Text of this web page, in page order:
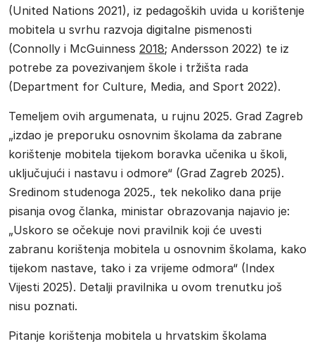
(United Nations 2021), iz pedagoških uvida u korištenje
mobitela u svrhu razvoja digitalne pismenosti
(Connolly i McGuinness 2018; Andersson 2022) te iz
potrebe za povezivanjem škole i tržišta rada
(Department for Culture, Media, and Sport 2022).
Temeljem ovih argumenata, u rujnu 2025. Grad Zagreb
„izdao je preporuku osnovnim školama da zabrane
korištenje mobitela tijekom boravka učenika u školi,
uključujući i nastavu i odmore“ (Grad Zagreb 2025).
Sredinom studenoga 2025., tek nekoliko dana prije
pisanja ovog članka, ministar obrazovanja najavio je:
„Uskoro se očekuje novi pravilnik koji će uvesti
zabranu korištenja mobitela u osnovnim školama, kako
tijekom nastave, tako i za vrijeme odmora“ (Index
Vijesti 2025). Detalji pravilnika u ovom trenutku još
nisu poznati.
Pitanje korištenja mobitela u hrvatskim školama